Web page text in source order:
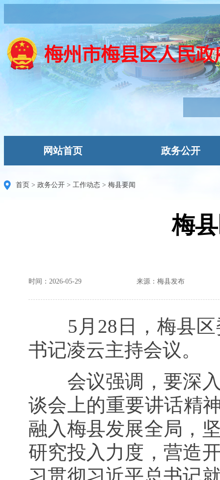
网站首页 政务公开
首页 > 政务公开 > 工作动态 > 梅县要闻
梅
时间：2026-05-29 来源：梅县发布
5月28日，梅县
书记凌云主持会议。
会议强调，要深
谈会上的重要讲话精
融入梅县发展全局，
研究投入力度，营造